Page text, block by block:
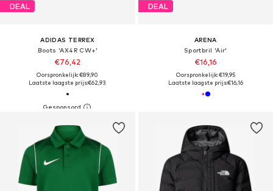
DEAL
ADIDAS TERREX
Boots 'AX4R CW+'
€76,42
Oorspronkelijk: €89,90
Laatste laagste prijs:€62,93
DEAL
ARENA
Sportbril 'Air'
€16,16
Oorspronkelijk: €19,95
Laatste laagste prijs:€16,16